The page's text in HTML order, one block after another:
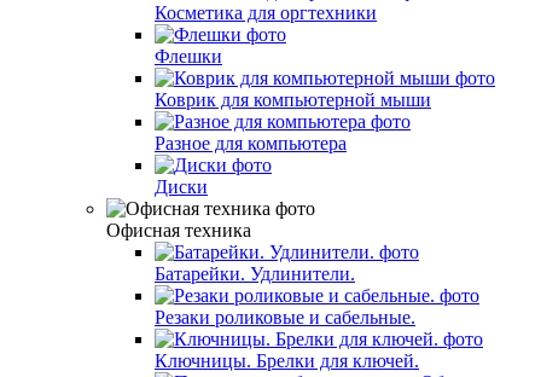
Косметика для оргтехники
Флешки
Коврик для компьютерной мыши
Разное для компьютера
Диски
Офисная техника
Батарейки. Удлинители.
Резаки роликовые и сабельные.
Ключницы. Брелки для ключей.